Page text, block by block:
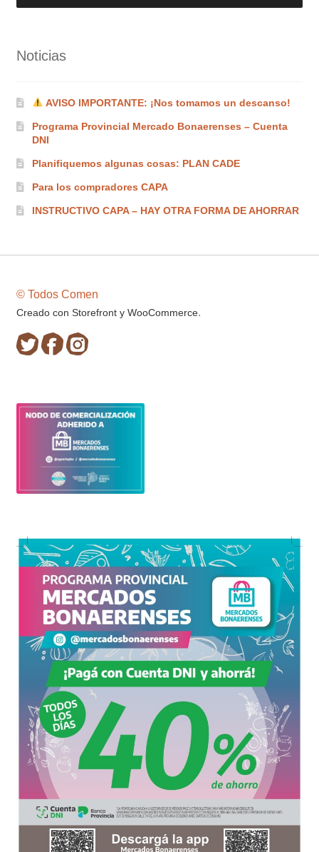
Sobre el Portal
Sugerencias y consultas
Cómo Comprar?
Noticias
AVISO IMPORTANTE: ¡Nos tomamos un descanso!
Programa Provincial Mercado Bonaerenses – Cuenta
DNI
Planifiquemos algunas cosas: PLAN CADE
Para los compradores CAPA
INSTRUCTIVO CAPA – HAY OTRA FORMA DE AHORRAR
© Todos Comen
Creado con Storefront y WooCommerce.